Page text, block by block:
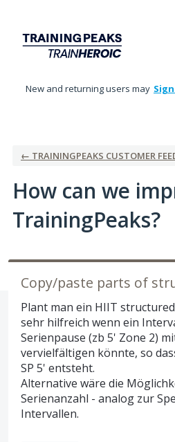
content
New and returning users may
← TRAININGPEAKS CUSTOMER
How can we
TrainingPeaks?
Copy/paste parts of
Plant man ein HIIT
sehr hilfreich wenn ein
Serienpause (zb 5' Zone 2)
vervielfältigen könnte, so
SP 5' entsteht.
Alternative wäre die
Serienanzahl - analog zur
Intervallen.